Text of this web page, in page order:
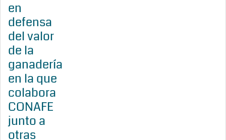
en
defensa
del valor
de la
ganadería
en la que
colabora
CONAFE
junto a
otras